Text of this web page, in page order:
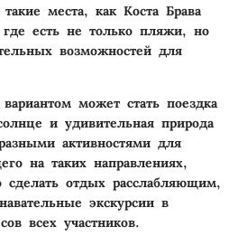
места, как Коста Брава
есть не только пляжи, но
возможностей для
может стать поездка
и удивительная природа
активностями для
на таких направлениях,
сделать отдых расслабляющим,
экскурсии в
всех участников.